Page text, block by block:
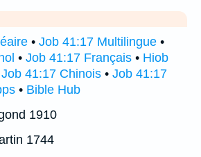
• Job 41:17 Multilingue •
• Job 41:17 Français • Hiob
Job 41:17 Chinois • Job 41:17
• Bible Hub
1910
1744